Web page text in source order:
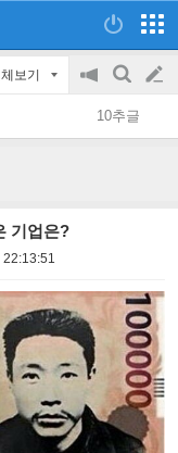
보기
공
지
on/off
검
색
글
쓰
10추글
기업은?